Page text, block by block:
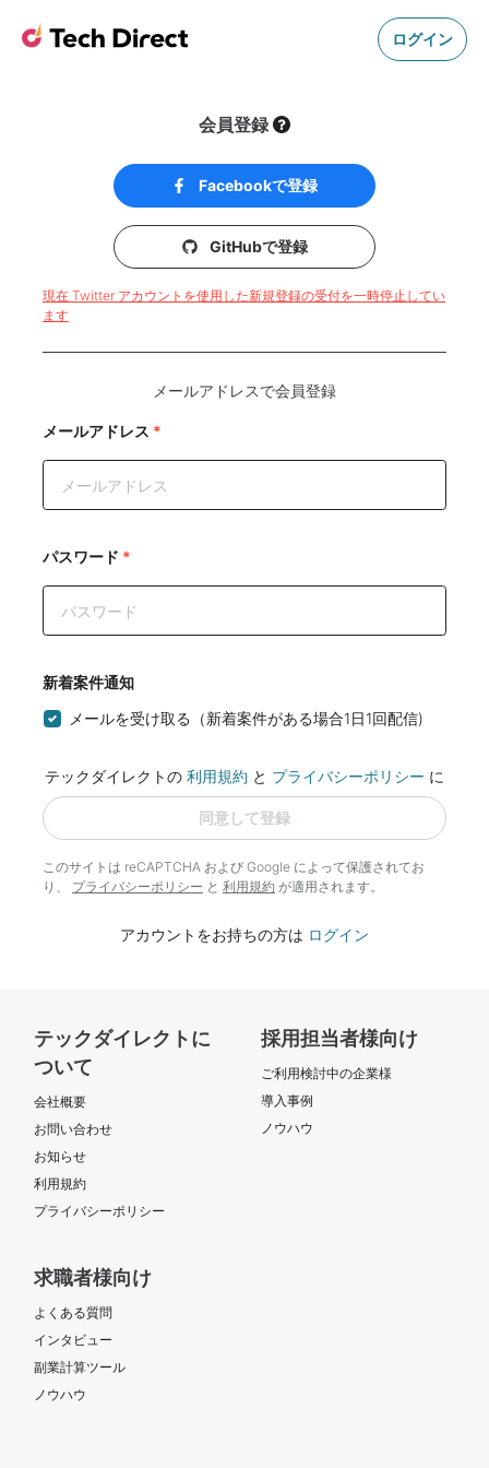
ログイン
会員登録
Facebookで登録
GitHubで登録
現在 Twitter アカウントを使用した新規登録の受付を一時停止してい
ます
メールアドレスで会員登録
メールアドレス *
パスワード *
新着案件通知
メールを受け取る（新着案件がある場合1日1回配信)
テックダイレクトの 利用規約 と プライバシーポリシー に
同意して登録
このサイトは reCAPTCHA および Google によって保護されてお
り、 プライバシーポリシー と 利用規約 が適用されます。
アカウントをお持ちの方は ログイン
テックダイレクトに
ついて
会社概要
お問い合わせ
お知らせ
利用規約
プライバシーポリシー
採用担当者様向け
ご利用検討中の企業様
導入事例
ノウハウ
求職者様向け
よくある質問
インタビュー
副業計算ツール
ノウハウ